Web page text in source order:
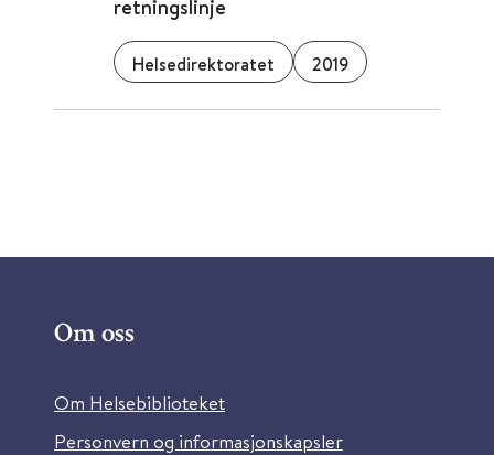
retningslinje
Helsedirektoratet 2019
Om oss
Om Helsebiblioteket
Personvern og informasjonskapsler